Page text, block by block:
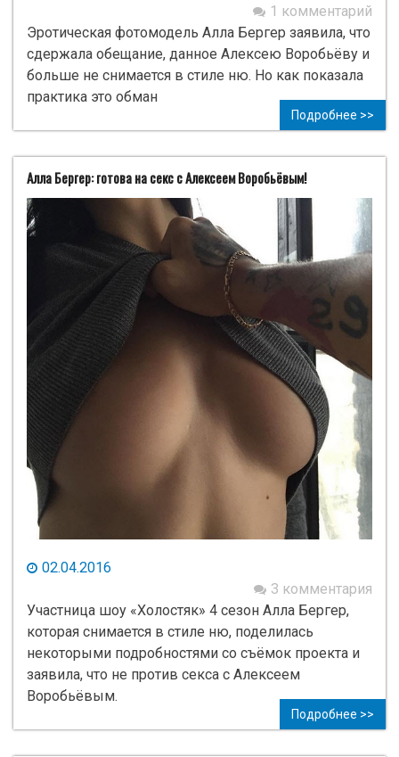
1 комментарий
Эротическая фотомодель Алла Бергер заявила, что
сдержала обещание, данное Алексею Воробьёву и
больше не снимается в стиле ню. Но как показала
практика это обман
Подробнее >>
Алла Бергер: готова на секс с Алексеем Воробьёвым!
02.04.2016
3 комментария
Участница шоу «Холостяк» 4 сезон Алла Бергер,
которая снимается в стиле ню, поделилась
некоторыми подробностями со съёмок проекта и
заявила, что не против секса с Алексеем
Воробьёвым.
Подробнее >>